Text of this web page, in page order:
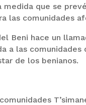
que se
las comunidades
Beni hace un
a las
de los benianos.